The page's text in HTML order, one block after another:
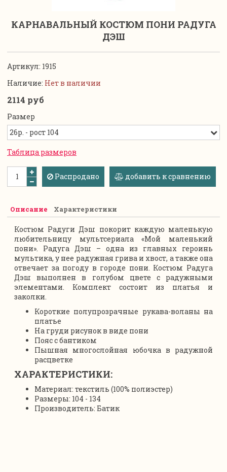
КАРНАВАЛЬНЫЙ КОСТЮМ ПОНИ РАДУГА
ДЭШ
Артикул: 1915
Наличие: Нет в наличии
2114 руб
Размер
Таблица размеров
Распродано добавить к сравнению
Описание Характеристики
Костюм Радуги Дэш покорит каждую маленькую
любительницу мультсериала «Мой маленький
пони». Радуга Дэш – одна из главных героинь
мультика, у нее радужная грива и хвост, а также она
отвечает за погоду в городе пони. Костюм Радуга
Дэш выполнен в голубом цвете с радужными
элементами. Комплект состоит из платья и
заколки.
Короткие полупрозрачные рукава-воланы на
платье
На груди рисунок в виде пони
Пояс с бантиком
Пышная многослойная юбочка в радужной
расцветке
ХАРАКТЕРИСТИКИ:
Материал: текстиль (100% полиэстер)
Размеры: 104 - 134
Производитель: Батик